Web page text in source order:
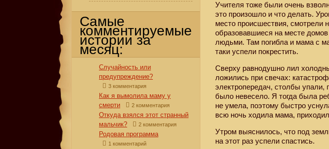
Учителя тоже были очень
это произошло и что делать.
место происшествия, смотрели
образовавшиеся на месте
людьми. Там погибла и мама с
таки успели покрестить.
Сверху равнодушно лил
ложились при свечах:
электропередач, столбы упали,
было невесело. Я тогда была
не умела, поэтому быстро
всю ночь ходила мама,
Утром выяснилось, что под
на этот раз успели спастись.
Самые
комментируемые
истории за
месяц:
Случайность или
предупреждение?
3 комментария
Как я вымолила маму у
смерти
2 комментария
Откуда взялся этот странный
мальчик?
2 комментария
Родовая программа
1 комментарий